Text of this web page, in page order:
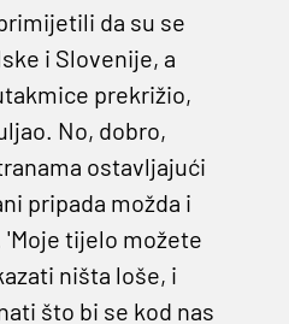
da su se
i Slovenije, a
prekrižio,
No, dobro,
ostavljajući
pripada možda i
tijelo možete
ništa loše, i
što bi se kod nas